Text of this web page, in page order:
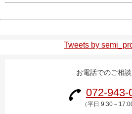
Tweets by
お電話でのご相
072-943-
（平日 9:30－